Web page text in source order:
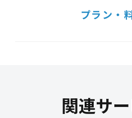
プラン・
関連サ